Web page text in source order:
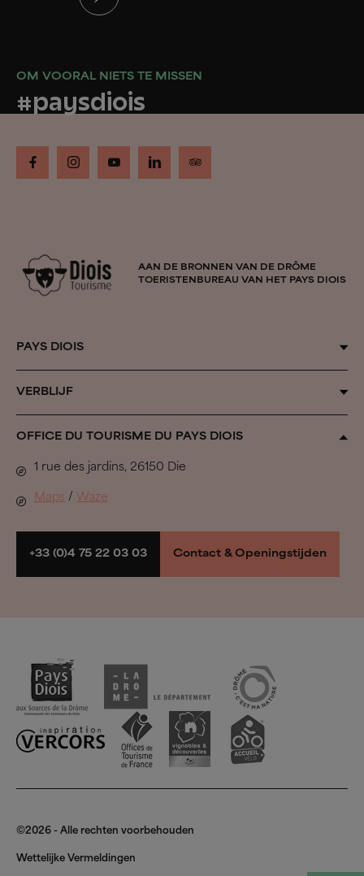
OM VOORAL NIETS TE MISSEN
#paysdiois
AAN DE BRONNEN VAN DE DRÔME
TOERISTENBUREAU VAN HET PAYS DIOIS
PAYS DIOIS
Door de seizoenen heen
Inspiration Vercors
Het herdersleven
Regionale natuurparken
VERBLIJF
Alle accommodaties
Uit de band springen
In de Pays Diois gaan we…
Boek mijn verblijf
OFFICE DU TOURISME DU PAYS DIOIS
1 rue des jardins, 26150 Die
Maps / Waze
+33 (0)4 75 22 03 03 Contact & Openingstijden
©2026 - Alle rechten voorbehouden
Wettelijke Vermeldingen